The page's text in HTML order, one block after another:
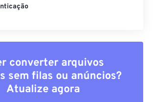
converter arquivos
sem filas ou anúncios?
Atualize agora